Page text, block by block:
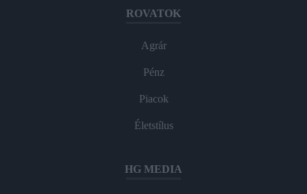
ROVATOK
Agrár
Pénz
Piacok
Életstílus
HG MEDIA